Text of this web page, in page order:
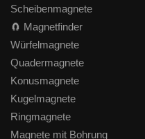
Scheibenmagnete
🧲 Magnetfinder
Würfelmagnete
Quadermagnete
Konusmagnete
Kugelmagnete
Ringmagnete
Magnete mit Bohrung